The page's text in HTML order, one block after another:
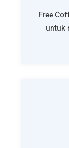
Free
untuk